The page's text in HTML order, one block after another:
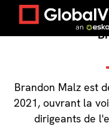
Brandon Malz est
2021, ouvrant la
dirigeants de